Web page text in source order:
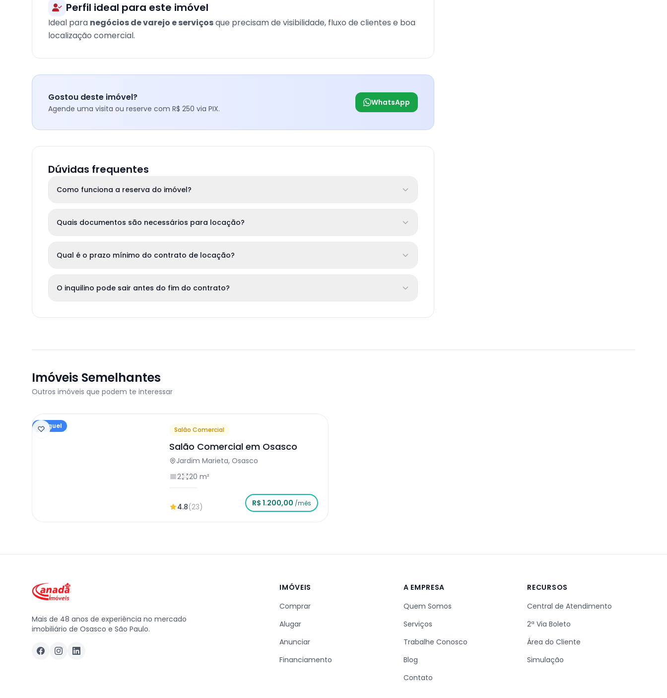
Perfil ideal para este imóvel
Ideal para negócios de varejo e serviçosque precisam de visibilidade, fluxo de clientes e boa
localização comercial.
Gostou deste imóvel?
Agende uma visita ou reserve com R$ 250 via PIX.
WhatsApp
Dúvidas frequentes
Como funciona a reserva do imóvel?
Quais documentos são necessários para locação?
Qual é o prazo mínimo do contrato de locação?
O inquilino pode sair antes do fim do contrato?
Imóveis Semelhantes
Outros imóveis que podem te interessar
Aluguel Salão Comercial
Salão Comercial em Osasco
Jardim Marieta, Osasco
2
20 m²
4.8(23) R$ 1.200,00 /mês
Mais de 48 anos de experiência no mercado
imobiliário de Osasco e São Paulo.
IMÓVEIS
Comprar
Alugar
Anunciar
Financiamento
A EMPRESA
Quem Somos
Serviços
Trabalhe Conosco
Blog
Contato
RECURSOS
Central de Atendimento
2ª Via Boleto
Área do Cliente
Simulação